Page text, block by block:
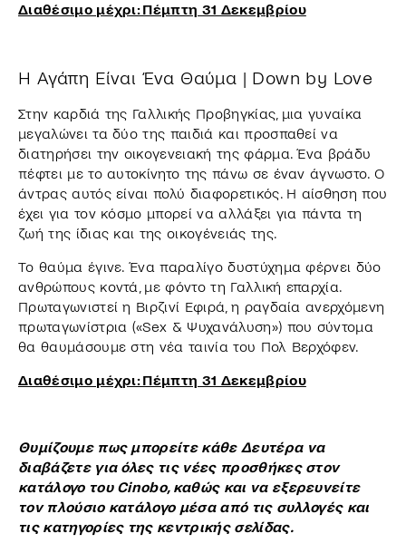
Διαθέσιμο μέχρι: Πέμπτη 31 Δεκεμβρίου
Η Αγάπη Είναι Ένα Θαύμα | Down by Love
Στην καρδιά της Γαλλικής Προβηγκίας, μια γυναίκα
μεγαλώνει τα δύο της παιδιά και προσπαθεί να
διατηρήσει την οικογενειακή της φάρμα. Ένα βράδυ
πέφτει με το αυτοκίνητο της πάνω σε έναν άγνωστο. Ο
άντρας αυτός είναι πολύ διαφορετικός. Η αίσθηση που
έχει για τον κόσμο μπορεί να αλλάξει για πάντα τη
ζωή της ίδιας και της οικογένειάς της.
Το θαύμα έγινε. Ένα παραλίγο δυστύχημα φέρνει δύο
ανθρώπους κοντά, με φόντο τη Γαλλική επαρχία.
Πρωταγωνιστεί η Βιρζινί Εφιρά, η ραγδαία ανερχόμενη
πρωταγωνίστρια («Sex & Ψυχανάλυση») που σύντομα
θα θαυμάσουμε στη νέα ταινία του Πολ Βερχόφεν.
Διαθέσιμο μέχρι: Πέμπτη 31 Δεκεμβρίου
Θυμίζουμε πως μπορείτε κάθε Δευτέρα να
διαβάζετε για όλες τις νέες προσθήκες στον
κατάλογο του Cinobo, καθώς και να εξερευνείτε
τον πλούσιο κατάλογο μέσα από τις συλλογές και
τις κατηγορίες της κεντρικής σελίδας.